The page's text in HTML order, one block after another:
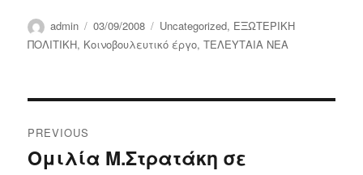
Author
admin
Posted
on
03/09/2008 Categories
Uncategorized, ΕΞΩΤΕΡΙΚΗ
ΠΟΛΙΤΙΚΗ, Κοινοβουλευτικό έργο,ΤΕΛΕΥΤΑΙΑ ΝΕΑ
navigation
PREVIOUS
Previous
Ομιλία Μ.Στρατάκη σε